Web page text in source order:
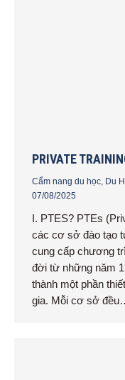
PRIVATE
Cẩm nang du học, Du
07/08/2025
I. PTES? PTEs
các cơ sở đào tạo
cung cấp chương
đời từ những năm
thành một phần
gia. Mỗi cơ sở